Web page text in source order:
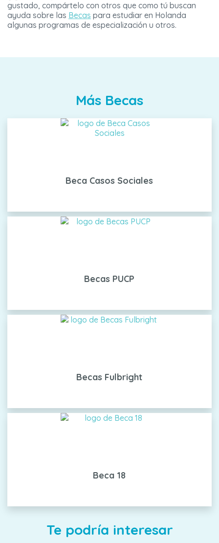
gustado, compártelo con otros que como tú buscan
ayuda sobre las Becas para estudiar en Holanda
algunas programas de especialización u otros.
Más Becas
Beca Casos Sociales
Becas PUCP
Becas Fulbright
Beca 18
Te podría interesar